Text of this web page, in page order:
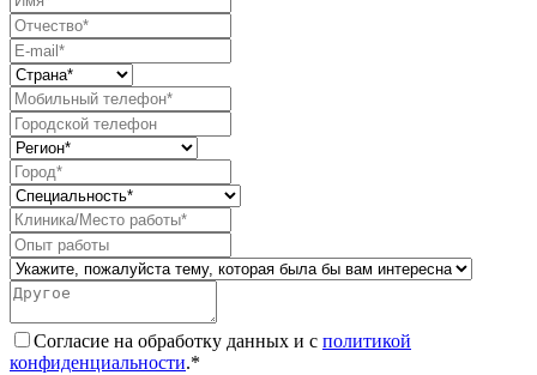
Согласие на обработку данных и с политикой
конфиденциальности.*